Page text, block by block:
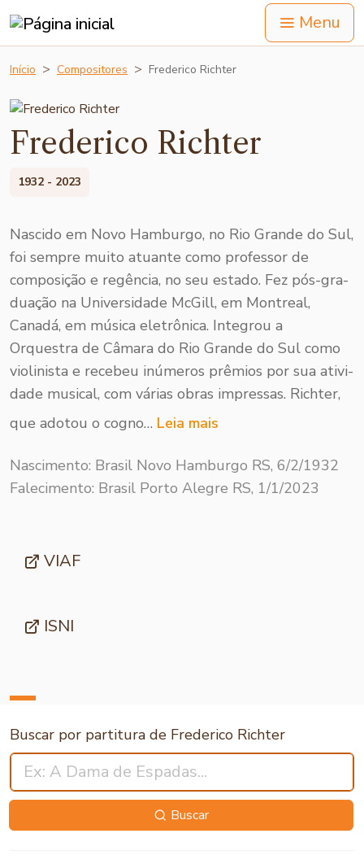
Menu
Início Compositores Frederico Richter
Frederico Richter
1932 - 2023
Nascido em Novo Hamburgo, no Rio Grande do Sul,
foi sempre muito atuante como professor de
composição e regência, no seu estado. Fez pós-gra­
duação na Univer­sidade McGill, em Mon­treal,
Canadá, em música eletrônica. Inte­grou a
Orquestra de Câmara do Rio Gran­de do Sul como
violinista e recebeu inú­meros prêmios por sua ativi­
dade musical, com várias obras impressas. Richter,
que adotou o cogno… Leia mais
Nascimento: Brasil Novo Hamburgo RS, 6/2/1932
Falecimento: Brasil Porto Alegre RS, 1/1/2023
VIAF
ISNI
Buscar por partitura de Frederico Richter
Buscar